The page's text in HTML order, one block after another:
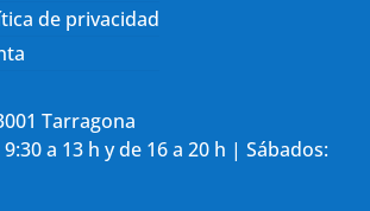
de privacidad
Tarragona
a 13 h y de 16 a 20 h | Sábados: